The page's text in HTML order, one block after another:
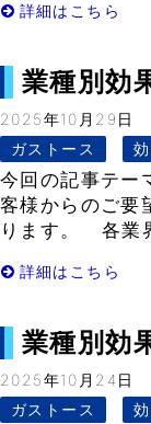
詳細はこちら
業種別効
2025年10月29日
ガストース
今回の記事テ
客様からのご要
ります。 各業
詳細はこちら
業種別効
2025年10月24日
ガストース